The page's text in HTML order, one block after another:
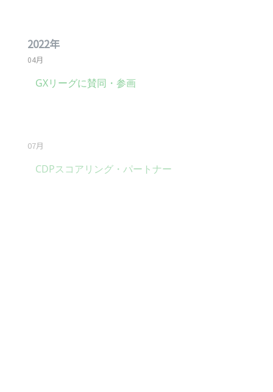
GXリーグに賛同・参画